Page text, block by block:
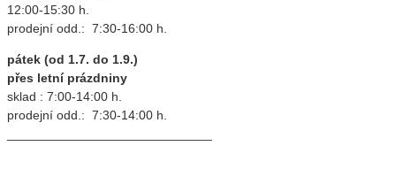
12:00-15:30 h.
prodejní odd.: 7:30-16:00 h.
pátek (od 1.7. do 1.9.)
přes letní prázdniny
sklad : 7:00-14:00 h.
prodejní odd.: 7:30-14:00 h.